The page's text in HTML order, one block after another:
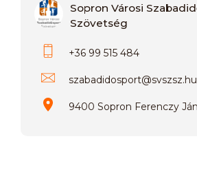
Sopron Városi
Szövetség
+36 99 515 484
szabadidosport@svszsz.hu
9400 Sopron Ferenczy